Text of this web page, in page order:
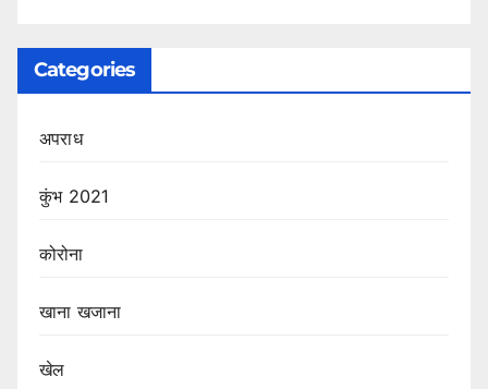
Categories
अपराध
कुंभ 2021
कोरोना
खाना खजाना
खेल